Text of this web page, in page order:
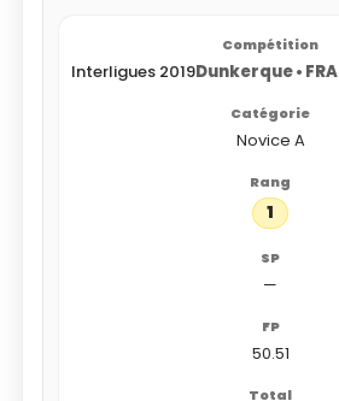
Interligues 2019Dunkerque • FRA
Novice A
1
—
50.51